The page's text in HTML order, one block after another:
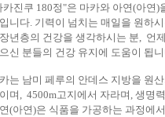
카진쿠 180정"은 마카와 아연(아연)
니다. 기력이 넘치는 매일을 원하
년층의 건강을 생각하시는 분, 언
신 분들의 건강 유지에 도움이 됩니
는 남미 페루의 안데스 지방을 원
며, 4500m고지에서 자라며, 생명
(아연)은 식품을 가공하는 과정에